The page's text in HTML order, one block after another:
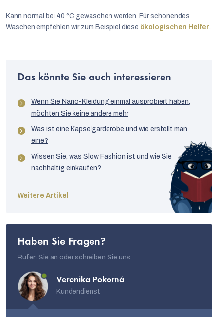
Kann normal bei 40 °C gewaschen werden. Für schonendes
Waschen empfehlen wir zum Beispiel diese ökologischen Helfer.
Das könnte Sie auch interessieren
Wenn Sie Nano-Kleidung einmal ausprobiert haben,
möchten Sie keine andere mehr
Was ist eine Kapselgarderobe und wie erstellt man
eine?
Wissen Sie, was Slow Fashion ist und wie Sie
nachhaltig einkaufen?
Weitere Artikel
Haben Sie Fragen?
Rufen Sie an oder schreiben Sie uns
Veronika Pokorná
Kundendienst